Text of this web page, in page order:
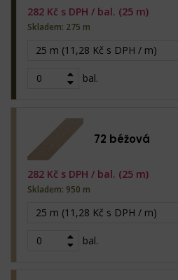
25 m (11,28 Kč s DPH / m)
bal.
282 Kč s DPH / bal. (25 m)
Skladem: 275 m
72 béžová
25 m (11,28 Kč s DPH / m)
bal.
282 Kč s DPH / bal. (25 m)
Skladem: 950 m